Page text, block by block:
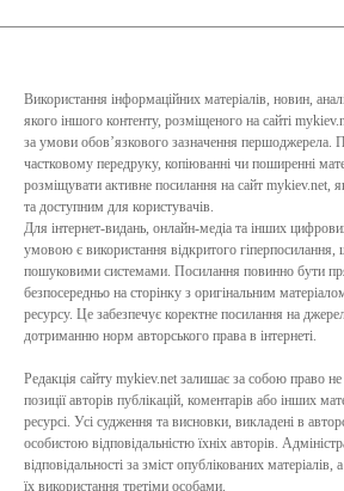
Використання інформаційних матеріалів, новин,
якого іншого контенту, розміщеного на сайті
за умови обов’язкового зазначення першоджерела.
частковому передруку, копіюванні чи поширенні
розміщувати активне посилання на сайт mykiev.net,
та доступним для користувачів.
Для інтернет-видань, онлайн-медіа та інших
умовою є використання відкритого гіперпосилання,
пошуковими системами. Посилання повинно бути
безпосередньо на сторінку з оригінальним
ресурсу. Це забезпечує коректне посилання на
дотриманню норм авторського права в інтернеті.
Редакція сайту mykiev.net залишає за собою право
позиції авторів публікацій, коментарів або інших
ресурсі. Усі судження та висновки, викладені в
особистою відповідальністю їхніх авторів.
відповідальності за зміст опублікованих
їх використання третіми особами.